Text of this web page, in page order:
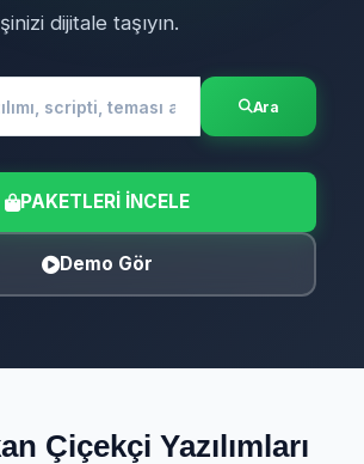
dijitale taşıyın.
Ara
PAKETLERI İNCELE
Demo Gör
Çiçekçi Yazılımları